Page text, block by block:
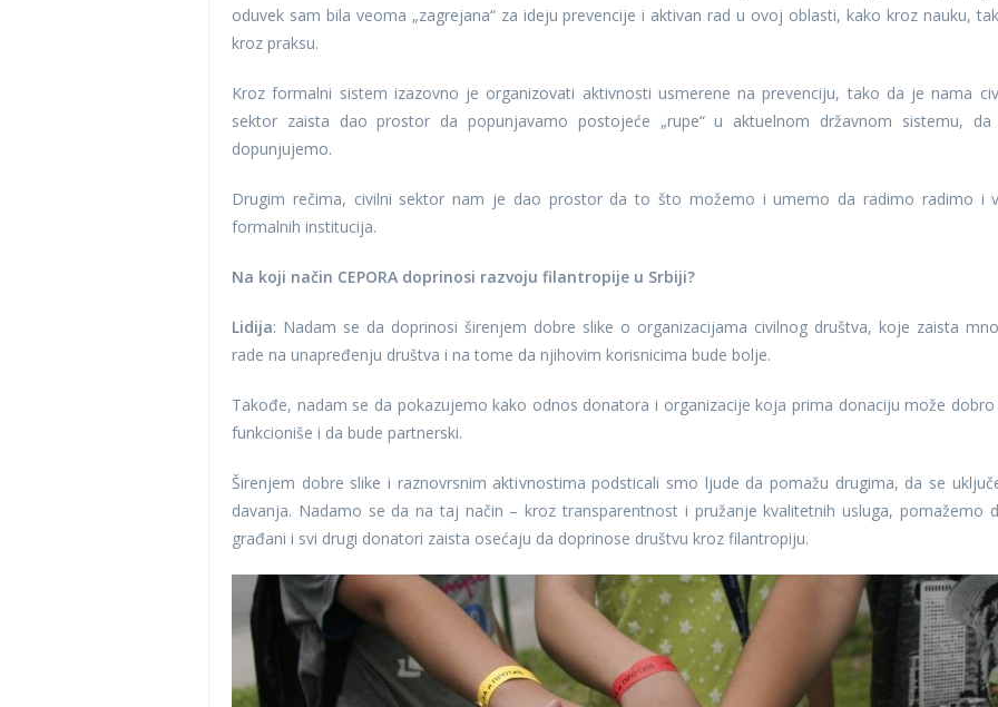
oduvek sam bila veoma „zagrejana“ za ideju prevencije i aktivan rad u ovoj oblasti, kako kroz nauku,
kroz praksu.
Kroz formalni sistem izazovno je organizovati aktivnosti usmerene na prevenciju, tako da je nama
sektor zaista dao prostor da popunjavamo postojeće „rupe“ u aktuelnom državnom sistemu, da
dopunjujemo.
Drugim rečima, civilni sektor nam je dao prostor da to što možemo i umemo da radimo radimo i
formalnih institucija.
Na koji način CEPORA doprinosi razvoju filantropije u Srbiji?
Lidija: Nadam se da doprinosi širenjem dobre slike o organizacijama civilnog društva, koje zaista
rade na unapređenju društva i na tome da njihovim korisnicima bude bolje.
Takođe, nadam se da pokazujemo kako odnos donatora i organizacije koja prima donaciju može dobro
funkcioniše i da bude partnerski.
Širenjem dobre slike i raznovrsnim aktivnostima podsticali smo ljude da pomažu drugima, da se
davanja. Nadamo se da na taj način – kroz transparentnost i pružanje kvalitetnih usluga, pomažemo
građani i svi drugi donatori zaista osećaju da doprinose društvu kroz filantropiju.